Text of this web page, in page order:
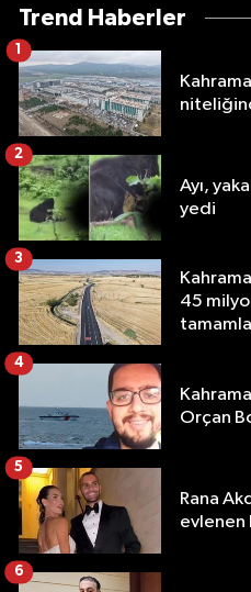
Trend Haberler
1
Ayı,
yedi
2
45
3
Orçan
4
Rana
evlenen
5
6